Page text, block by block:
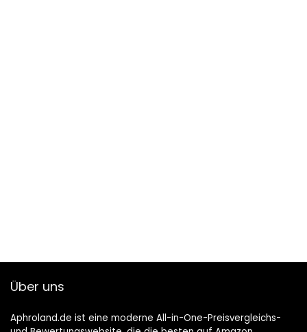
Über uns
Aphroland.de ist eine moderne All-in-One-Preisvergleichs-